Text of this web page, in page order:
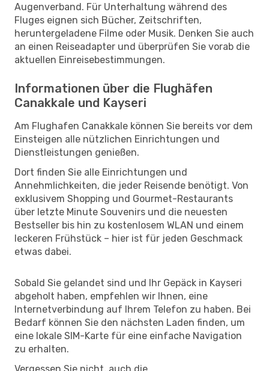
Augenverband. Für Unterhaltung während des
Fluges eignen sich Bücher, Zeitschriften,
heruntergeladene Filme oder Musik. Denken Sie auch
an einen Reiseadapter und überprüfen Sie vorab die
aktuellen Einreisebestimmungen.
Informationen über die Flughäfen
Canakkale und Kayseri
Am Flughafen Canakkale können Sie bereits vor dem
Einsteigen alle nützlichen Einrichtungen und
Dienstleistungen genießen.
Dort finden Sie alle Einrichtungen und
Annehmlichkeiten, die jeder Reisende benötigt. Von
exklusivem Shopping und Gourmet-Restaurants
über letzte Minute Souvenirs und die neuesten
Bestseller bis hin zu kostenlosem WLAN und einem
leckeren Frühstück – hier ist für jeden Geschmack
etwas dabei.
Sobald Sie gelandet sind und Ihr Gepäck in Kayseri
abgeholt haben, empfehlen wir Ihnen, eine
Internetverbindung auf Ihrem Telefon zu haben. Bei
Bedarf können Sie den nächsten Laden finden, um
eine lokale SIM-Karte für eine einfache Navigation
zu erhalten.